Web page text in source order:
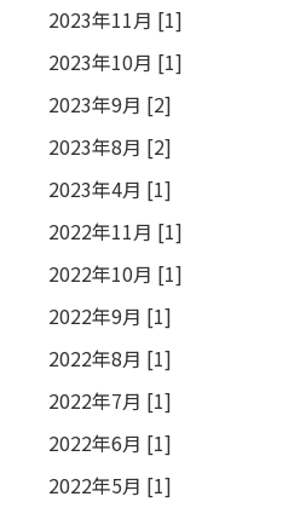
2023年11月 [1]
2023年10月 [1]
2023年9月 [2]
2023年8月 [2]
2023年4月 [1]
2022年11月 [1]
2022年10月 [1]
2022年9月 [1]
2022年8月 [1]
2022年7月 [1]
2022年6月 [1]
2022年5月 [1]